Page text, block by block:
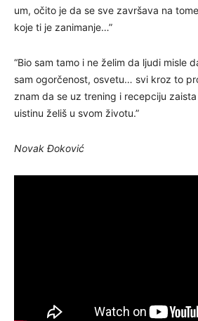
um, očito je da se sve završava na
koje ti je zanimanje…”
“Bio sam tamo i ne želim da ljudi misle
sam ogorčenost, osvetu… svi kroz to
znam da se uz trening i recepciju
uistinu želiš u svom životu.”
Novak Đoković